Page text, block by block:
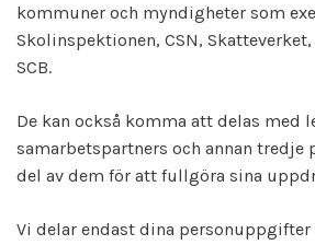
kommuner och myndigheter som
Skolinspektionen, CSN,
SCB.
De kan också komma att delas med
samarbetspartners och annan tredje
del av dem för att fullgöra sina
Vi delar endast dina personuppgifter